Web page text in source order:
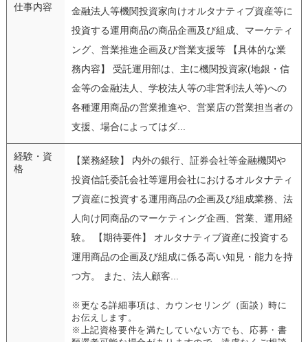
仕事内容
金融法人等機関投資家向けオルタナティブ資産等に
投資する運用商品の商品企画及び組成、マーケティ
ング、営業推進企画及び営業支援等 【具体的な業
務内容】 受託運用部は、主に機関投資家(地銀・信
金等の金融法人、学校法人等の非営利法人等)への
各種運用商品の営業推進や、営業店の営業担当者の
支援、場合によってはダ...
経験・資
格
【業務経験】 内外の銀行、証券会社等金融機関や
投資信託委託会社等運用会社におけるオルタナティ
ブ資産に投資する運用商品の企画及び組成業務、法
人向け同商品のマーケティング企画、営業、運用経
験。 【期待要件】 オルタナティブ資産に投資する
運用商品の企画及び組成に係る高い知見・能力を持
つ方。 また、法人顧客...
※更なる詳細事項は、カウンセリング（面談）時に
お伝えします。
※上記資格要件を満たしていない方でも、応募・書